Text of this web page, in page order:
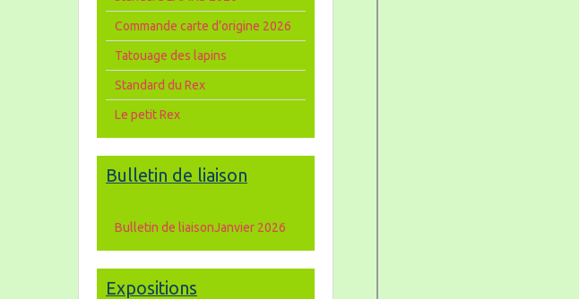
Commande carte d’origine 2026
Tatouage des lapins
Standard du Rex
Le petit Rex
Bulletin de liaison
Bulletin de liaisonJanvier 2026
Expositions